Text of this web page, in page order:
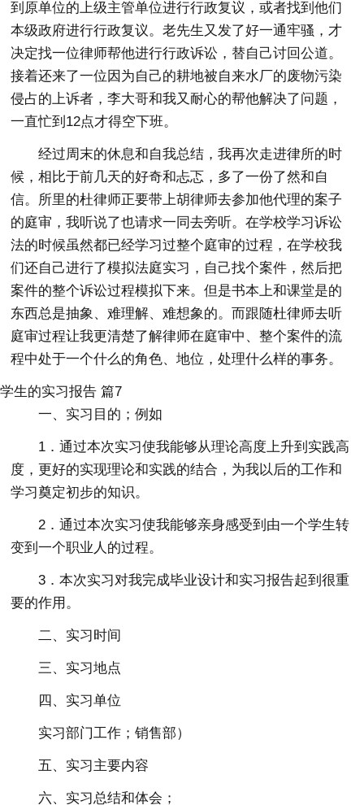
到原单位的上级主管单位进行行政复议，或者找到他们
本级政府进行行政复议。老先生又发了好一通牢骚，才
决定找一位律师帮他进行行政诉讼，替自己讨回公道。
接着还来了一位因为自己的耕地被自来水厂的废物污染
侵占的上诉者，李大哥和我又耐心的帮他解决了问题，
一直忙到12点才得空下班。
经过周末的休息和自我总结，我再次走进律所的时
候，相比于前几天的好奇和忐忑，多了一份了然和自
信。所里的杜律师正要带上胡律师去参加他代理的案子
的庭审，我听说了也请求一同去旁听。在学校学习诉讼
法的时候虽然都已经学习过整个庭审的过程，在学校我
们还自己进行了模拟法庭实习，自己找个案件，然后把
案件的整个诉讼过程模拟下来。但是书本上和课堂是的
东西总是抽象、难理解、难想象的。而跟随杜律师去听
庭审过程让我更清楚了解律师在庭审中、整个案件的流
程中处于一个什么的角色、地位，处理什么样的事务。
学生的实习报告 篇7
一、实习目的；例如
1．通过本次实习使我能够从理论高度上升到实践高
度，更好的实现理论和实践的结合，为我以后的工作和
学习奠定初步的知识。
2．通过本次实习使我能够亲身感受到由一个学生转
变到一个职业人的过程。
3．本次实习对我完成毕业设计和实习报告起到很重
要的作用。
二、实习时间
三、实习地点
四、实习单位
实习部门工作；销售部）
五、实习主要内容
六、实习总结和体会；